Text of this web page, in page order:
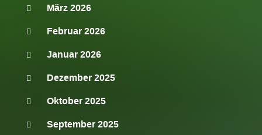
März 2026
Februar 2026
Januar 2026
Dezember 2025
Oktober 2025
September 2025